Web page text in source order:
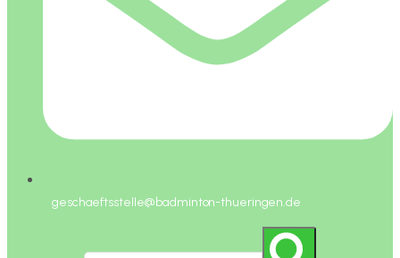
geschaeftsstelle@badminton-thueringen.de